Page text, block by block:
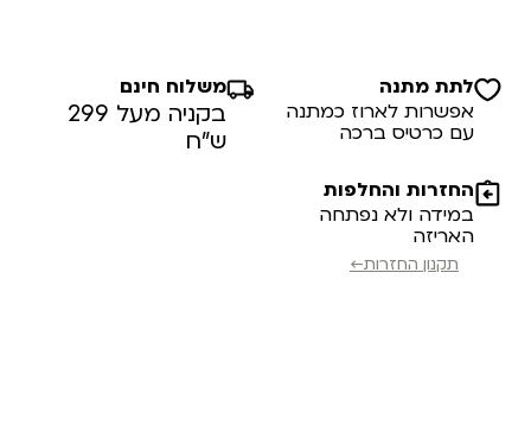
לתת מתנה
אפשרות לארוז כמתנה
עם כרטיס ברכה
משלוח חינם
בקניה מעל 299
ש”ח
החזרות והחלפות
במידה ולא נפתחה
האריזה
תקנון החזרות←